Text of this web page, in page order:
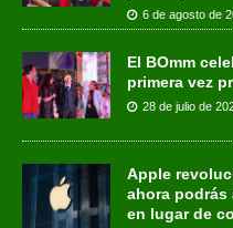
6 de agosto de
El BOmm
primera vez
28 de julio de
Apple
ahora podrás
en lugar de